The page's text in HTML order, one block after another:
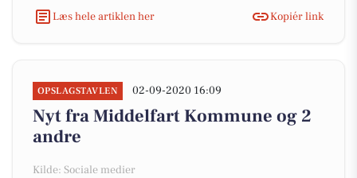
Læs hele artiklen her
Kopiér link
OPSLAGSTAVLEN 02-09-2020 16:09
Nyt fra Middelfart Kommune og 2
andre
Kilde: Sociale medier